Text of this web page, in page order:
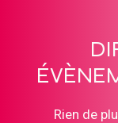
Rien de